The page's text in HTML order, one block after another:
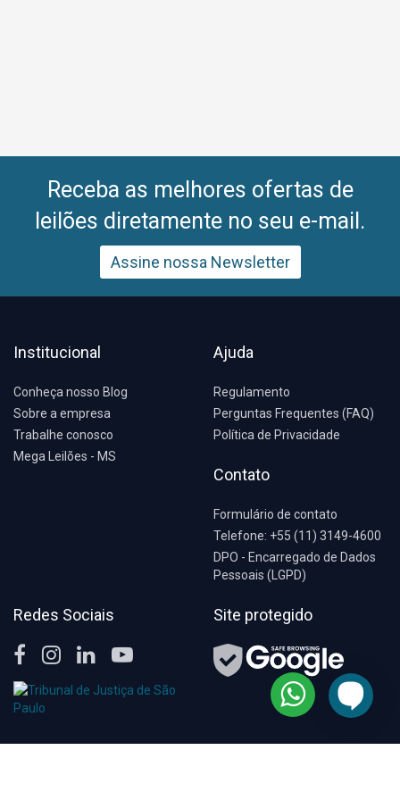
Receba as melhores ofertas de
leilões diretamente no seu e-mail.
Assine nossa Newsletter
Institucional
Conheça nosso Blog
Sobre a empresa
Trabalhe conosco
Mega Leilões - MS
Ajuda
Regulamento
Perguntas Frequentes (FAQ)
Política de Privacidade
Contato
Formulário de contato
Telefone: +55 (11) 3149-4600
DPO - Encarregado de Dados
Pessoais (LGPD)
Redes Sociais Site protegido